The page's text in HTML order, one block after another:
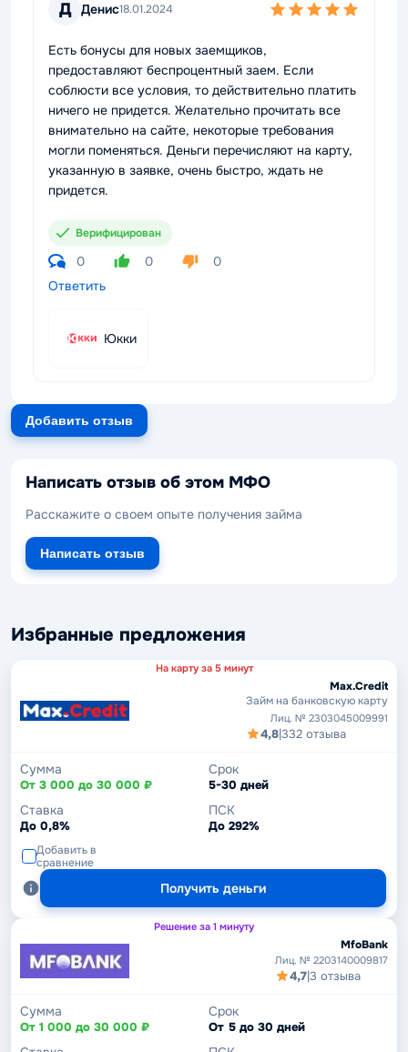
Д Денис18.01.2024
Есть бонусы для новых заемщиков,
предоставляют беспроцентный заем. Если
соблюсти все условия, то действительно платить
ничего не придется. Желательно прочитать все
внимательно на сайте, некоторые требования
могли поменяться. Деньги перечисляют на карту,
указанную в заявке, очень быстро, ждать не
придется.
Верифицирован
0 0
0
Ответить
Юкки
Добавить отзыв
Написать отзыв об этом МФО
Расскажите о своем опыте получения займа
Написать отзыв
Избранные предложения
На карту за 5 минут
Max.Credit
Займ на банковскую карту
Лиц. № 2303045009991
4,8|332 отзыва
Сумма
От 3 000 до 30 000 ₽
Срок
5-30 дней
Ставка
До 0,8%
ПСК
До 292%
Добавить в
сравнение
Получить деньги
Решение за 1 минуту
MfoBank
Лиц. № 2203140009817
4,7|3 отзыва
Сумма
От 1 000 до 30 000 ₽
Срок
От 5 до 30 дней